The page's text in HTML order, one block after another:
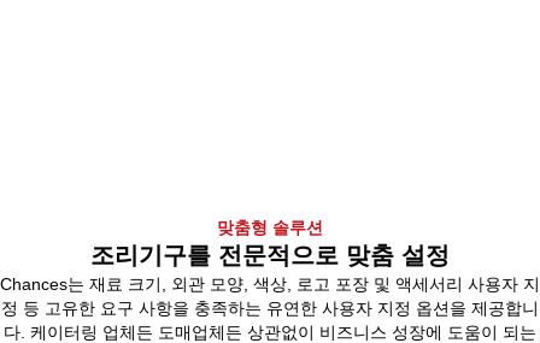
맞춤형 솔루션
조리기구를 전문적으로 맞춤 설정
Chances는 재료 크기, 외관 모양, 색상, 로고 포장 및 액세서리 사용자 지
정 등 고유한 요구 사항을 충족하는 유연한 사용자 지정 옵션을 제공합니
다. 케이터링 업체든 도매업체든 상관없이 비즈니스 성장에 도움이 되는